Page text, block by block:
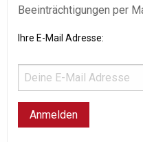
Beeinträchtigungen per
Ihre E-Mail Adresse: